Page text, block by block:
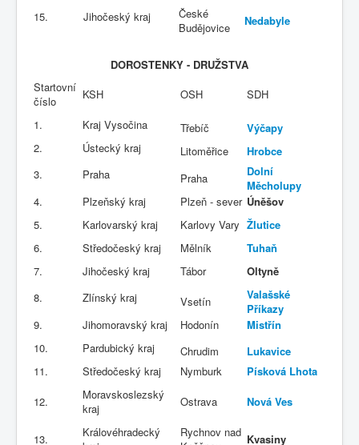
15.
Jihočeský kraj
České
Budějovice
Nedabyle
DOROSTENKY - DRUŽSTVA
Startovní
číslo
KSH OSH
SDH
1.
Kraj Vysočina Třebíč
Výčapy
2.
Ústecký kraj Litoměřice
Hrobce
3.
Praha Praha
Dolní
Měcholupy
4.
Plzeňský kraj Plzeň - sever Úněšov
5.
Karlovarský kraj Karlovy Vary Žlutice
6.
Středočeský kraj Mělník
Tuhaň
7.
Jihočeský kraj Tábor
Oltyně
8.
Zlínský kraj Vsetín
Valašské
Příkazy
9.
Jihomoravský kraj Hodonín
Mistřín
10.
Pardubický kraj Chrudim
Lukavice
11.
Středočeský kraj Nymburk
Písková Lhota
12.
Moravskoslezský
kraj
Ostrava Nová Ves
13.
Královéhradecký
Rychnov nad Kvasiny